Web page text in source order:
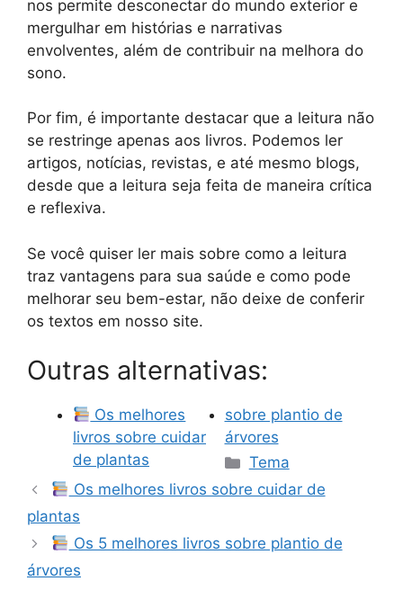
nos permite desconectar do mundo exterior e
mergulhar em histórias e narrativas
envolventes, além de contribuir na melhora do
sono.
Por fim, é importante destacar que a leitura não
se restringe apenas aos livros. Podemos ler
artigos, notícias, revistas, e até mesmo blogs,
desde que a leitura seja feita de maneira crítica
e reflexiva.
Se você quiser ler mais sobre como a leitura
traz vantagens para sua saúde e como pode
melhorar seu bem-estar, não deixe de conferir
os textos em nosso site.
Outras alternativas:
Os melhores
livros sobre cuidar
de plantas
sobre plantio de
árvores
Categorias
Tema
Os melhores livros sobre cuidar de
plantas
Os 5 melhores livros sobre plantio de
árvores